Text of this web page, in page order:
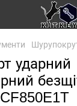
ударний